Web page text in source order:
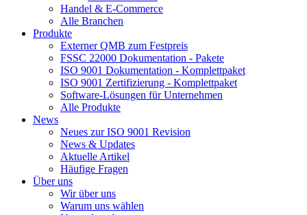
Handel & E-Commerce
Alle Branchen
Produkte
Externer QMB zum Festpreis
FSSC 22000 Dokumentation - Pakete
ISO 9001 Dokumentation - Komplettpaket
ISO 9001 Zertifizierung - Komplettpaket
Software-Lösungen für Unternehmen
Alle Produkte
News
Neues zur ISO 9001 Revision
News & Updates
Aktuelle Artikel
Häufige Fragen
Über uns
Wir über uns
Warum uns wählen